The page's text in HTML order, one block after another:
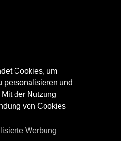
Cookies, um
personalisieren und
der Nutzung
von Cookies
Werbung